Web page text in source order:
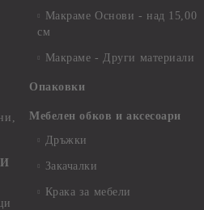
Макраме Основи - над 15,00
см
Макраме - Други материали
Опаковки
Мебелен обков и аксесоари
Дръжки
Закачалки
Крака за мебели